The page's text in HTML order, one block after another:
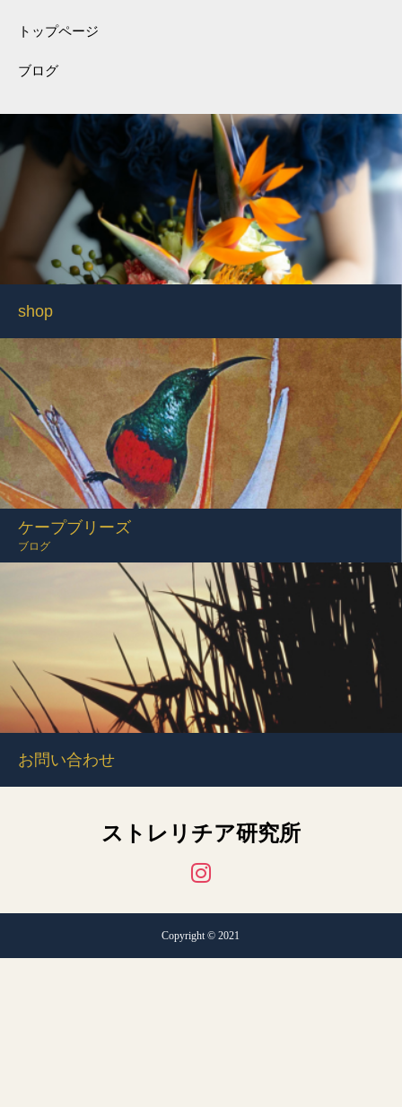
トップページ
ブログ
shop
ケープブリーズ
ブログ
お問い合わせ
ストレリチア研究所
Copyright © 2021